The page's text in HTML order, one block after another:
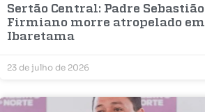
Sertão Central: Padre Sebastião
Firmiano morre atropelado em
Ibaretama
23 de julho de 2026